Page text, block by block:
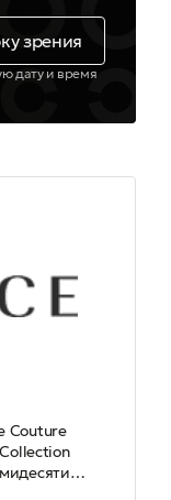
зрения
дату и время
Couture